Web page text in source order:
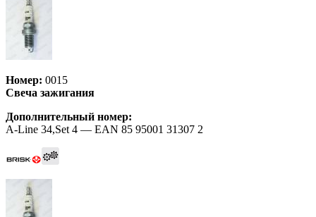
Номер: 0015
Свеча зажигания
Дополнительный номер:
A-Line 34,Set 4 — EAN 85 95001 31307 2